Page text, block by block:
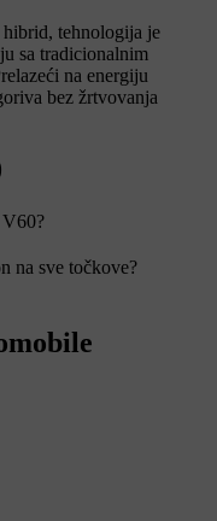
tehnologija je
sa tradicionalnim
na energiju
bez žrtvovanja
V60?
na sve točkove?